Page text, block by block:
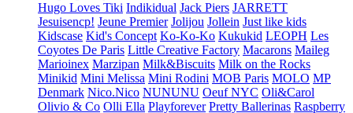
Hugo Loves Tiki Indikidual Jack Piers JARRETT
Jesuisencp! Jeune Premier Jolijou Jollein Just like kids
Kidscase Kid's Concept Ko-Ko-Ko Kukukid LEOPH Les
Coyotes De Paris Little Creative Factory Macarons Maileg
Marioinex Marzipan Milk&Biscuits Milk on the Rocks
Minikid Mini Melissa Mini Rodini MOB Paris MOLO MP
Denmark Nico.Nico NUNUNU Oeuf NYC Oli&Carol
Olivio & Co Olli Ella Playforever Pretty Ballerinas Raspberry